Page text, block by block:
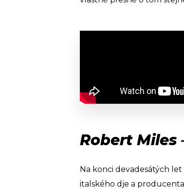
Robert Miles
Na konci devadesátých
italského dje a